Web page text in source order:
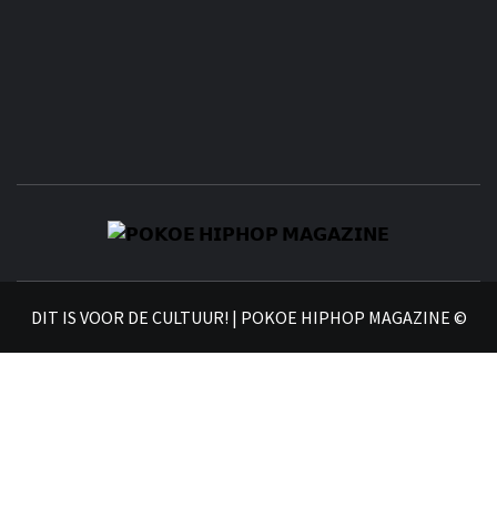
DIT IS VOOR DE CULTUUR! | POKOE HIPHOP MAGAZINE ©